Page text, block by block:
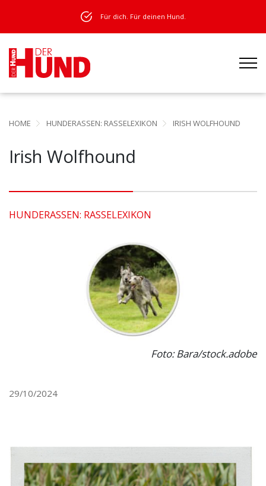
Für dich. Für deinen Hund.
HOME HUNDERASSEN: RASSELEXIKON IRISH WOLFHOUND
Irish Wolfhound
HUNDERASSEN: RASSELEXIKON
Foto: Bara/stock.adobe
29/10/2024